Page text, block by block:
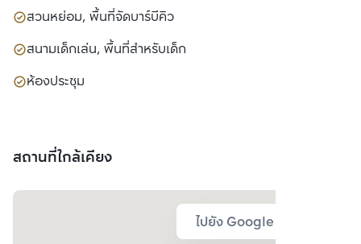
สวนหย่อม, พื้นที่จัดบาร์บีคิว
สนามเด็กเล่น, พื้นที่สำหรับเด็ก
ห้องประชุม
สถานที่ใกล้เคียง
ไปยัง Google Map